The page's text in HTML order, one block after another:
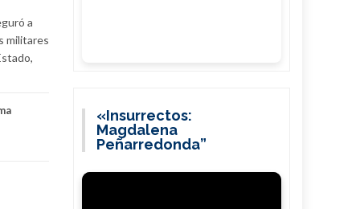
a
militares
«Insurrectos:
Magdalena
Peñarredonda”